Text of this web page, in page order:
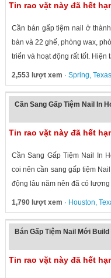
Tin rao vặt này đã hết
Cần bán gấp tiệm nail ở
bàn và 22 ghế, phòng wax,
triển và hoạt động rất tốt. Hiện
2,553 lượt xem · Spring, Texas
Cần Sang Gấp Tiệm Nail In
Tin rao vặt này đã hết
Cần Sang Gấp Tiệm Nail In
coi nên cần sang gấp tiệm
động lâu năm nên đã có
1,790 lượt xem · Houston,
Bán Gấp Tiệm Nail Mới
Tin rao vặt này đã hết